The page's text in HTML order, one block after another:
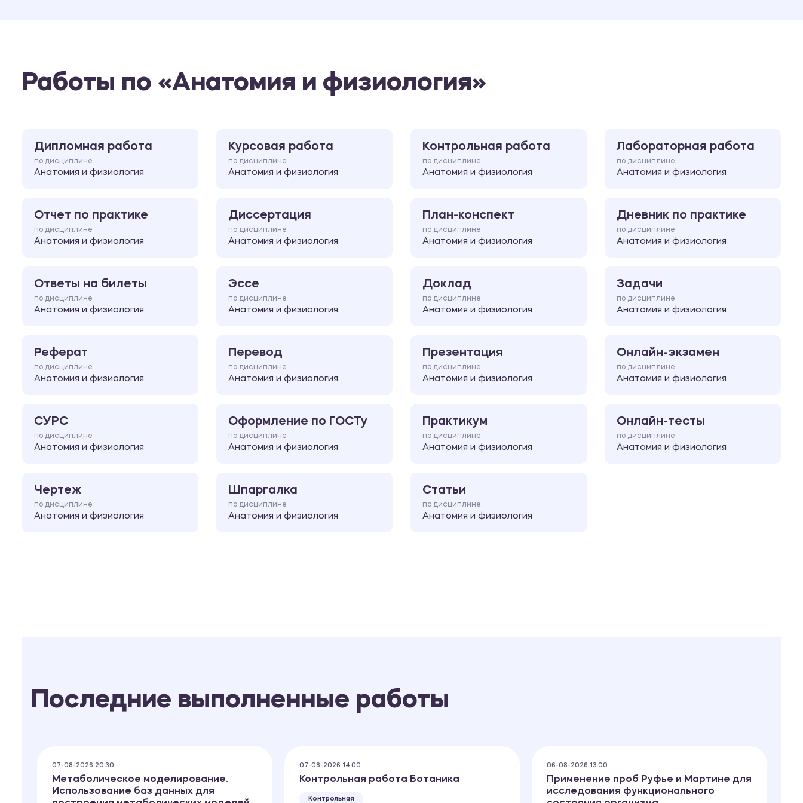
Работы по «Анатомия и физиология»
Дипломная работа
по дисциплине
Анатомия и физиология
Курсовая работа
по дисциплине
Анатомия и физиология
Контрольная работа
по дисциплине
Анатомия и физиология
Лабораторная работа
по дисциплине
Анатомия и физиология
Отчет по практике
по дисциплине
Анатомия и физиология
Диссертация
по дисциплине
Анатомия и физиология
План-конспект
по дисциплине
Анатомия и физиология
Дневник по практике
по дисциплине
Анатомия и физиология
Ответы на билеты
по дисциплине
Анатомия и физиология
Эссе
по дисциплине
Анатомия и физиология
Доклад
по дисциплине
Анатомия и физиология
Задачи
по дисциплине
Анатомия и физиология
Реферат
по дисциплине
Анатомия и физиология
Перевод
по дисциплине
Анатомия и физиология
Презентация
по дисциплине
Анатомия и физиология
Онлайн-экзамен
по дисциплине
Анатомия и физиология
СУРС
по дисциплине
Анатомия и физиология
Оформление по ГОСТу
по дисциплине
Анатомия и физиология
Практикум
по дисциплине
Анатомия и физиология
Онлайн-тесты
по дисциплине
Анатомия и физиология
Чертеж
по дисциплине
Анатомия и физиология
Шпаргалка
по дисциплине
Анатомия и физиология
Статьи
по дисциплине
Анатомия и физиология
Последние выполненные работы
07-08-2026 20:30
Метаболическое моделирование.
Использование баз данных для
07-08-2026 14:00
Контрольная работа Ботаника
Контрольная
06-08-2026 13:00
Применение проб Руфье и Мартине для
исследования функционального